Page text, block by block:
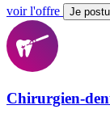
voir l'offre Je
Chirurgien-